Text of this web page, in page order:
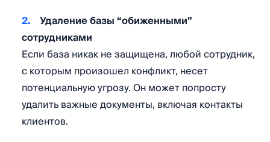
Удаление базы “обиженными”
сотрудниками
Если база никак не защищена, любой сотрудник,
с которым произошел конфликт, несет
потенциальную угрозу. Он может попросту
удалить важные документы, включая контакты
клиентов.